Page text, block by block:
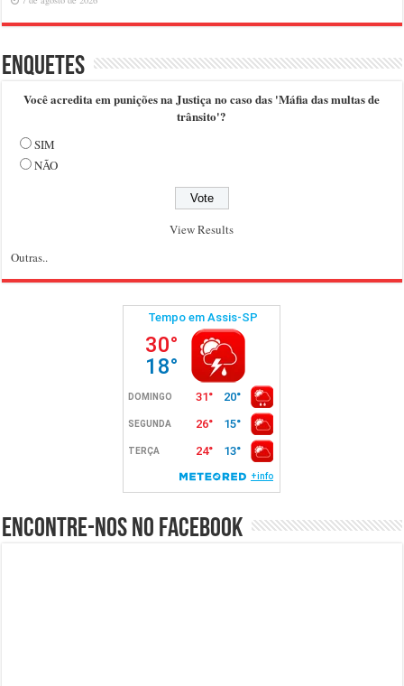
Enquetes
Você acredita em punições na Justiça no caso das 'Máfia das multas de
trânsito'?
SIM
NÃO
View Results
Outras..
Encontre-nos no Facebook